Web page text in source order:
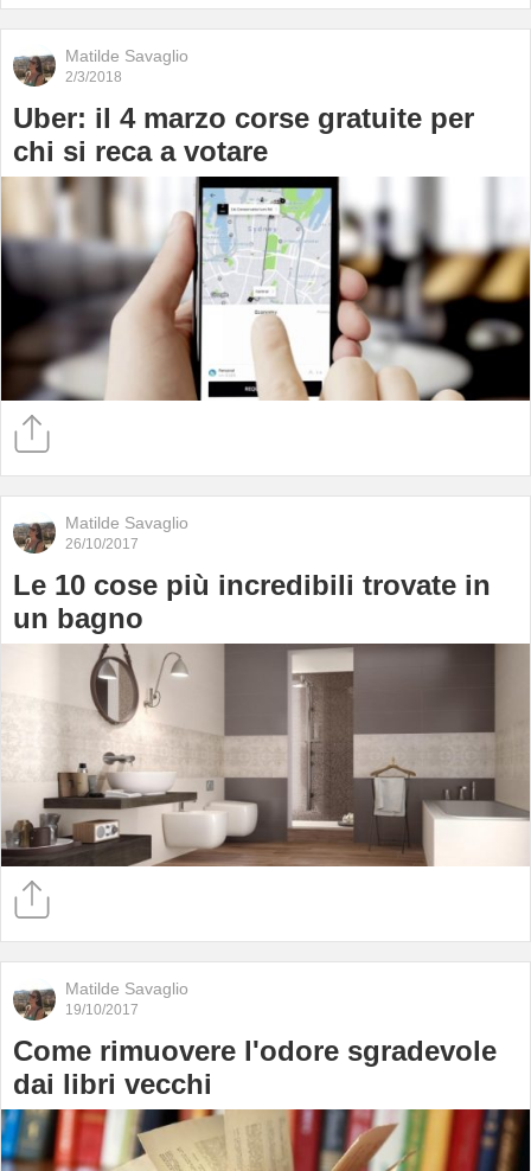
Matilde Savaglio
2/3/2018
Uber: il 4 marzo corse gratuite per
chi si reca a votare
Matilde Savaglio
26/10/2017
Le 10 cose più incredibili trovate in
un bagno
Matilde Savaglio
19/10/2017
Come rimuovere l'odore sgradevole
dai libri vecchi